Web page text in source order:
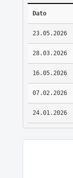
Dato
23.05.2026
28.03.2026
16.05.2026
07.02.2026
24.01.2026